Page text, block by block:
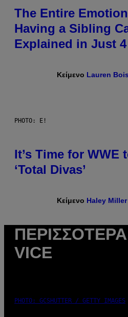
The Entire
Having a Sibling
Explained in Just
Κείμενο Lauren
PHOTO: E!
It’s Time for WWE
‘Total Divas’
Κείμενο Haley Miller
VICE
PHOTO: GCSHUTTER / GETTY IMAGES